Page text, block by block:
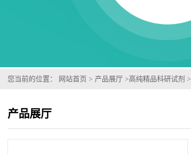
您当前的位置： 网站首页 > 产品展厅 >高纯精品科研试剂 >
产品展厅